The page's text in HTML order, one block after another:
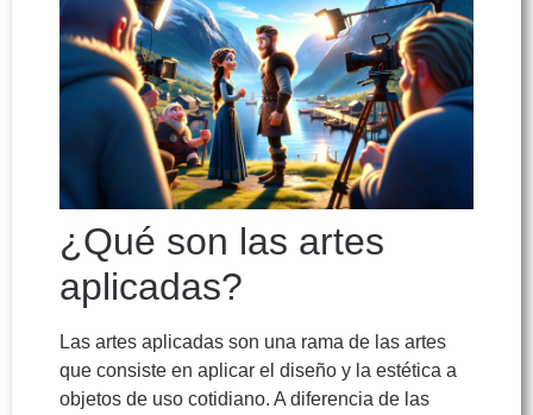
¿Qué son las artes
aplicadas?
Las artes aplicadas son una rama de las artes
que consiste en aplicar el diseño y la estética a
objetos de uso cotidiano. A diferencia de las